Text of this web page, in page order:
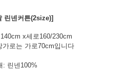
린넨커튼(2size)]
x세로160/230cm
가로는 가로70cm입니다
: 린넨100%